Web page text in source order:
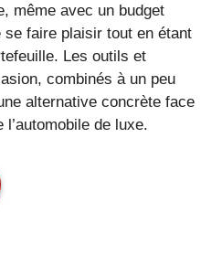
même avec un budget
faire plaisir tout en étant
Les outils et
combinés à un peu
alternative concrète face
de luxe.